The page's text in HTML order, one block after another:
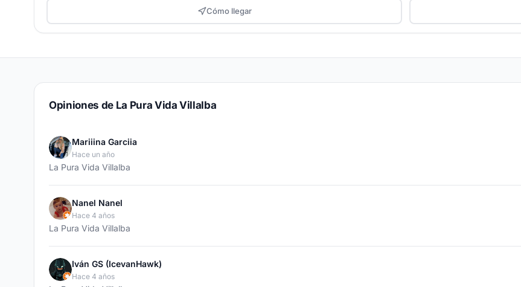
Cómo llegar
Opiniones de La Pura Vida Villalba
Mariiina Garciia
Hace un año
La Pura Vida Villalba
Nanel Nanel
Hace 4 años
La Pura Vida Villalba
Iván GS (IcevanHawk)
Hace 4 años